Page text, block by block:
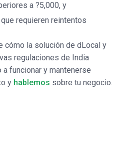
a ?5,000, y
requieren reintentos
cómo la solución de dLocal y
regulaciones de India
a funcionar y mantenerse
y hablemos sobre tu negocio.